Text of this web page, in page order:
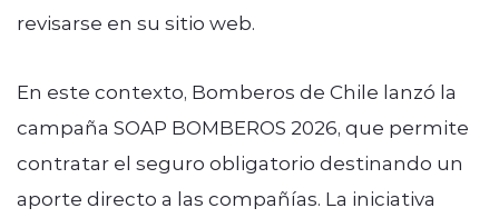
revisarse en su sitio web.
En este contexto, Bomberos de Chile lanzó la
campaña SOAP BOMBEROS 2026, que permite
contratar el seguro obligatorio destinando un
aporte directo a las compañías. La iniciativa